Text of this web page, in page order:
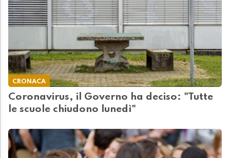
CRONACA
Coronavirus, il Governo ha deciso: "Tutte
le scuole chiudono lunedì"